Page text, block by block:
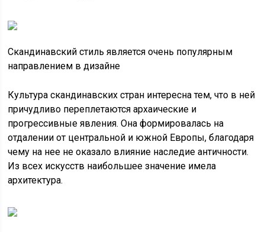
Скандинавский стиль является очень популярным
направлением в дизайне
Культура скандинавских стран интересна тем, что в ней
причудливо переплетаются архаические и
прогрессивные явления. Она формировалась на
отдалении от центральной и южной Европы, благодаря
чему на нее не оказало влияние наследие античности.
Из всех искусств наибольшее значение имела
архитектура.